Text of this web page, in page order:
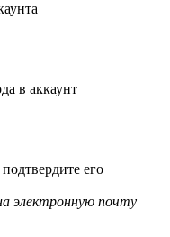
в аккаунт
его
электронную почту